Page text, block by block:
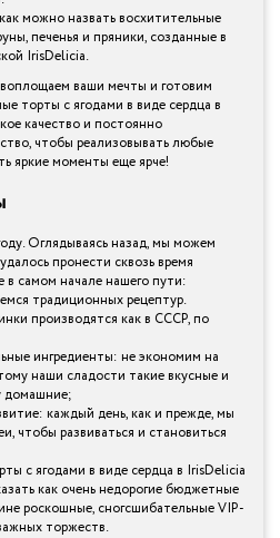
можно назвать восхитительные
печенья и пряники, созданные в
IrisDelicia.
ваши мечты и готовим
торты с ягодами в виде сердца в
качество и постоянно
чтобы реализовывать любые
яркие моменты еще ярче!
Оглядываясь назад, мы можем
пронести сквозь время
самом начале нашего пути:
традиционных рецептур.
производятся как в СССР, по
ингредиенты: не экономим на
наши сладости такие вкусные и
домашние;
каждый день, как и прежде, мы
чтобы развиваться и становиться
с ягодами в виде сердца в IrisDelicia
как очень недорогие бюджетные
роскошные, сногсшибательные VIP-
торжеств.